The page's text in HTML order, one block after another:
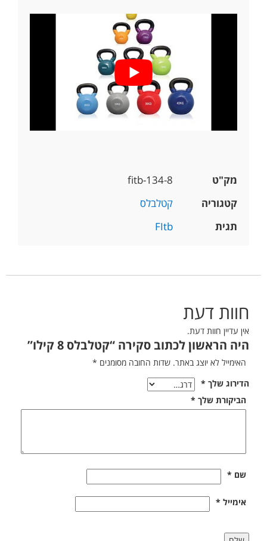
מק"ט
fitb-134-8
קטגוריה
קטלבלס
תגית
FItb
חוות דעת
אין עדיין חוות דעת.
היה הראשון לכתוב סקירה “קטלבלס 8 קילו”
האימייל לא יוצג באתר. שדות החובה מסומנים *
הדירוג שלך *
הביקורת שלך *
שם *
אימייל *